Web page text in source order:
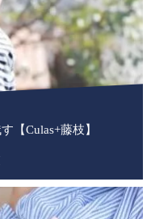
【Culas+藤枝】